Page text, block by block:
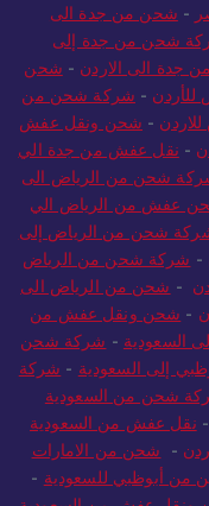
-
نقل عفش من جدة
-
شحن من جدة الى
شحن من جدة إلى
جدة الى الاردن-
-شركة شحن من
-شحن ونقل عفش
-نقل عفش من جدة الي
شحن من الرياض الى
عفش من الرياض الي
شركة شحن من الرياض إلى
شركة شحن من الرياض
- شحن من الرياض الى
-شحن ونقل عفش من
السعودية
شركة شحن
إلى السعودية
شركة
شحن من السعودية
نقل عفش من السعودية
-شحن من الامارات
من أبوظبي للسعودية